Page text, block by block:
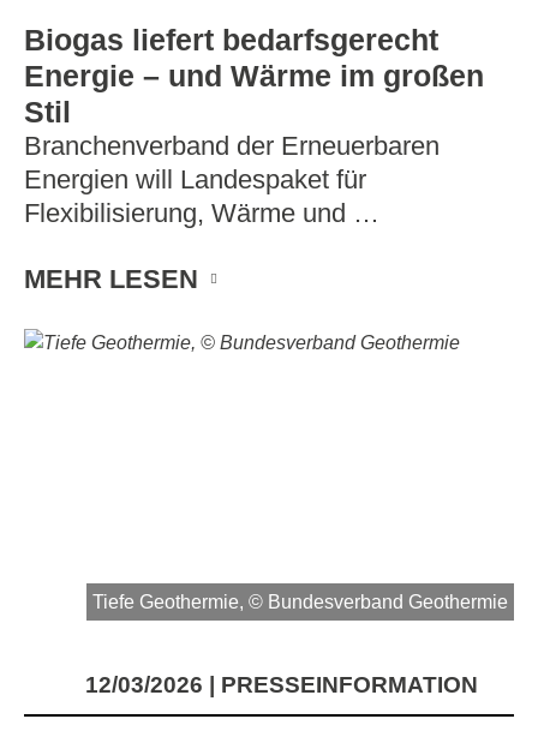
Biogas liefert bedarfsgerecht
Energie – und Wärme im großen
Stil
Branchenverband der Erneuerbaren
Energien will Landespaket für
Flexibilisierung, Wärme und …
MEHR LESEN
Tiefe Geothermie, © Bundesverband Geothermie
12/03/2026 PRESSEINFORMATION